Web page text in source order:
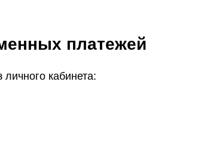
платежей
личного кабинета: